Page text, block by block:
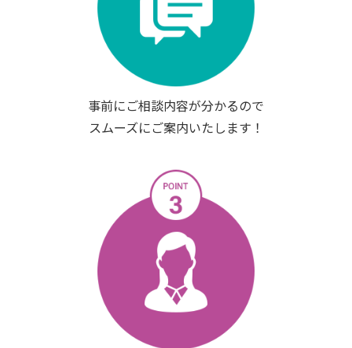
事前にご相談内容が分かるので
スムーズにご案内いたします！